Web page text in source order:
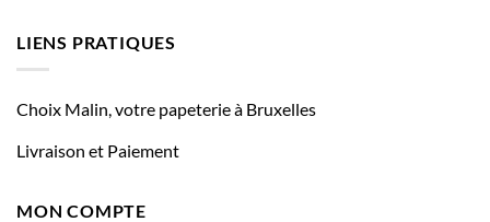
LIENS PRATIQUES
Choix Malin, votre papeterie à Bruxelles
Livraison et Paiement
MON COMPTE